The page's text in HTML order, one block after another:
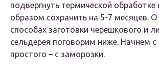
подвергнуть термической обработке
образом сохранить на 5-7 месяцев.
способах заготовки черешкового и
сельдерея поговорим ниже. Начнем с
простого – с заморозки.